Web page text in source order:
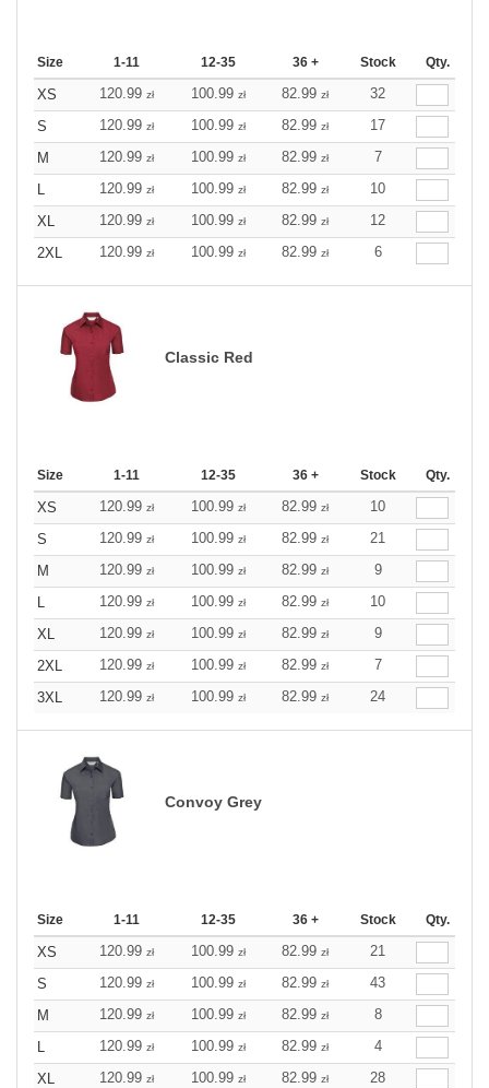
Size 1-11 12-35 36 + Stock Qty.
XS 120.99 zł 100.99 zł 82.99 zł
32
S
120.99 zł 100.99 zł 82.99 zł
17
M
120.99 zł 100.99 zł 82.99 zł
7
L
120.99 zł 100.99 zł 82.99 zł
10
XL
120.99 zł 100.99 zł 82.99 zł
12
2XL
120.99 zł 100.99 zł 82.99 zł 6
Classic Red
Size 1-11 12-35 36 + Stock Qty.
XS 120.99 zł 100.99 zł 82.99 zł
10
S
120.99 zł 100.99 zł 82.99 zł
21
M
120.99 zł 100.99 zł 82.99 zł
9
L
120.99 zł 100.99 zł 82.99 zł
10
XL
120.99 zł 100.99 zł 82.99 zł
9
2XL
120.99 zł 100.99 zł 82.99 zł
7
3XL
120.99 zł 100.99 zł 82.99 zł 24
Convoy Grey
Size 1-11 12-35 36 + Stock Qty.
XS 120.99 zł 100.99 zł 82.99 zł
21
S
120.99 zł 100.99 zł 82.99 zł
43
M
120.99 zł 100.99 zł 82.99 zł
8
L
120.99 zł 100.99 zł 82.99 zł
4
XL
120.99 zł 100.99 zł 82.99 zł
28